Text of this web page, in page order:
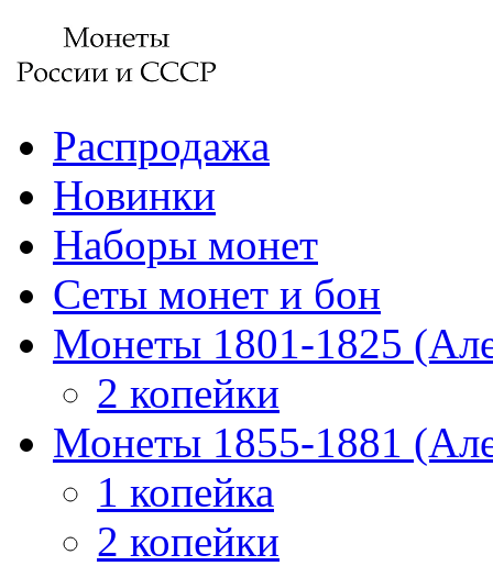
Распродажа
Новинки
Наборы монет
Сеты монет и бон
Монеты 1801-1825
2 копейки
Монеты 1855-1881
1 копейка
2 копейки